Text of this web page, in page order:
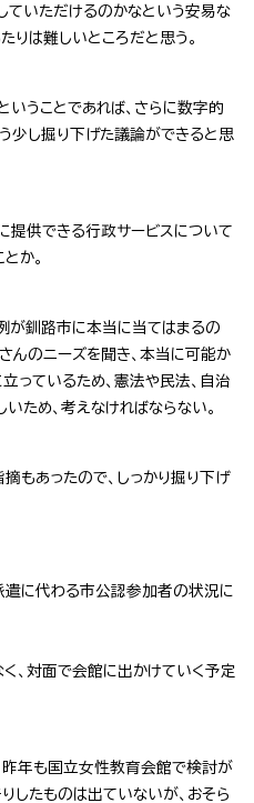
ていただけるのかなという安易な
りは難しいところだと思う。
うことであれば、さらに数字的
少し掘り下げた議論ができると思
提供できる行政サービスについて
か。
が釧路市に本当に当てはまるの
んのニーズを聞き、本当に可能か
っているため、憲法や民法、自治
ため、考えなければならない。
もあったので、しっかり掘り下げ
代わる市公認参加者の状況に
、対面で会館に出かけていく予定
昨年も国立女性教育会館で検討が
したものは出ていないが、おそら